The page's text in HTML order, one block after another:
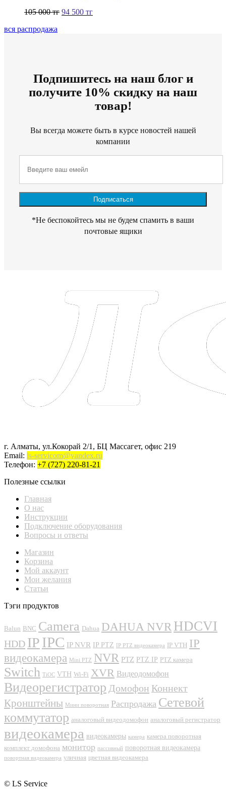
105 000тг 94 500 тг
вся распродажа
Подпишитесь на наш блог и
получите 10% скидку на наш
товар!
Вы всегда можете быть в курсе новостей нашей
компании
*Не беспокойтесь мы не будем спамить в ваши
почтовые ящики
г. Алматы, ул.Кокорай 2/1, БЦ Массагет, офис 219
Email: ls-servicom@yandex.ru
Телефон: +7 (727) 220-81-21
Полезные ссылки
Главная
О нас
Инструкции
Подключение оборудования
Вопросы и ответы
Магазин
Корзина
Мой аккаунт
Мои желания
Статьи
Тэги продуктов
Balun BNC Camera Dahua DAHUA NVR HDCVI
HDD IPIPC IP NVR IP PTZ IP PTZ видеокамера IP VTH IP
видеокамера
Mini PTZ NVR PTZ PTZ IP PTZ камера
Switch TiOC VTH Wi-Fi XVR Видеодомофон
Видеорегистратор Домофон Коннект
Кронштейны Мини поворотная Распродажа Сетевой
коммутатор аналоговый видеодомофон аналоговый регистратор
видеокамера видеокамеры камера камера поворотная
комплект домофона монитор пассивный поворотная видеокамера
повортная видеокамера уличная цветная видеокамера
© LS Service